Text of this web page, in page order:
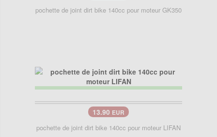
pochette de joint dirt bike 140cc pour moteur GK350
13.90 EUR
pochette de joint dirt bike 140cc pour moteur LIFAN